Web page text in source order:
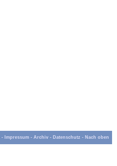
- Impressum - Archiv - Datenschutz - Nach oben